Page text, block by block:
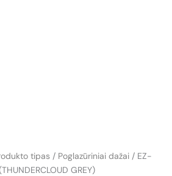
tipas / Poglazūriniai dažai / EZ-
GREY)